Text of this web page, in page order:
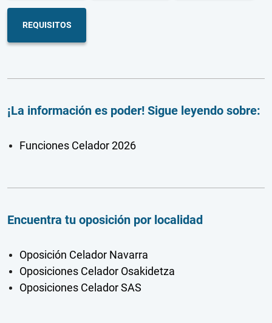
REQUISITOS
¡La información es poder! Sigue leyendo sobre:
Funciones Celador 2026
Encuentra tu oposición por localidad
Oposición Celador Navarra
Oposiciones Celador Osakidetza
Oposiciones Celador SAS